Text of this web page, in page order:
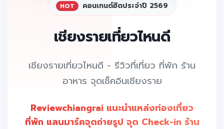
HOT คอนเทนต์ฮิตประจำปี 2569
เชียงรายเที่ยวไหนดี
เชียงรายเที่ยวไหนดี - รีวิวที่เที่ยว ที่พัก ร้าน
อาหาร จุดเช็คอินเชียงราย
Reviewchiangrai แนะนำแหล่งท่องเที่ยว
ที่พัก แลนมาร์คจุดถ่ายรูป จุด Check-in ร้าน